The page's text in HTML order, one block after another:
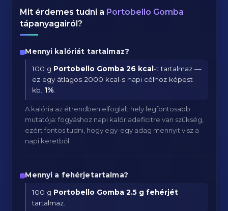
Mit érdemes tudni a Portobello Gomba
tápanyagairól?
Mennyi kalóriát tartalmaz?
100 g Portobello Gomba 26 kcal-t tartalmaz —
ez egy átlagos 2000 kcal-s napi célhoz képest
kb. 1%
A kalória az étrendben elfoglalt hely legfontosabb
mutatója: fogyáshoz napi kalóriadeficitre van szükség,
ezért fontos tudni, hogy egy-egy adag mennyit visz a
napi keretből.
Mennyi a fehérjetartalma?
100 g Portobello Gomba 2.5 g fehérjét
tartalmaz.